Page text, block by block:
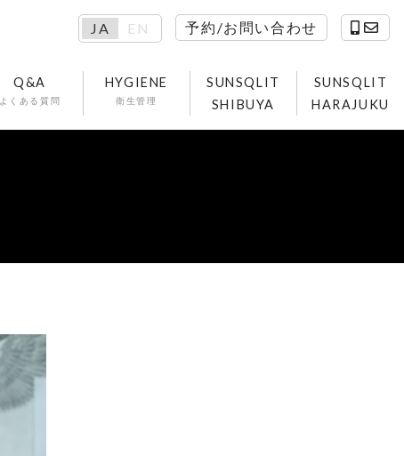
JA EN 予約/お問い合わせ
Q&A
よくある質問
HYGIENE
衛生管理
SUNSQLIT
SHIBUYA
SUNSQLIT
HARAJUKU